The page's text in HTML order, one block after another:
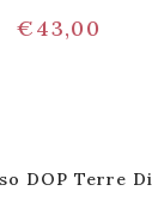
€43,00
DOP Terre